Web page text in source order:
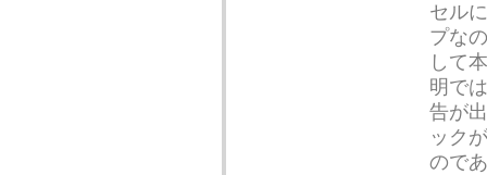
セル
プな
して
明で
告が
ック
ので